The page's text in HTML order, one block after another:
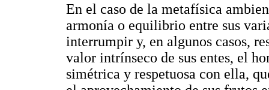
En el caso de la metafísica
armonía o equilibrio entre sus
interrumpir y, en algunos casos,
valor intrínseco de sus entes, el
simétrica y respetuosa con ella,